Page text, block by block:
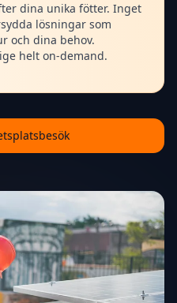
dina unika fötter. Inget
lösningar som
och dina behov.
helt on-demand.